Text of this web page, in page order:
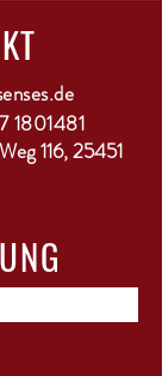
1801481
116, 25451